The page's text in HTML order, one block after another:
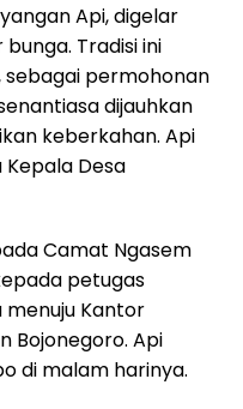
Api, digelar
Tradisi ini
permohonan
dijauhkan
keberkahan. Api
Desa
Camat Ngasem
petugas
Kantor
Bojonegoro. Api
di malam harinya.